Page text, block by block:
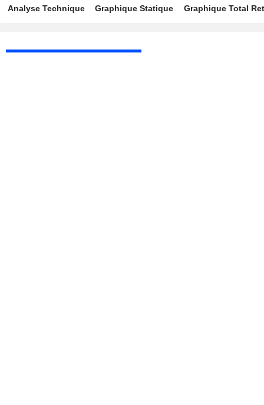
Analyse Technique Graphique Statique Graphique Total